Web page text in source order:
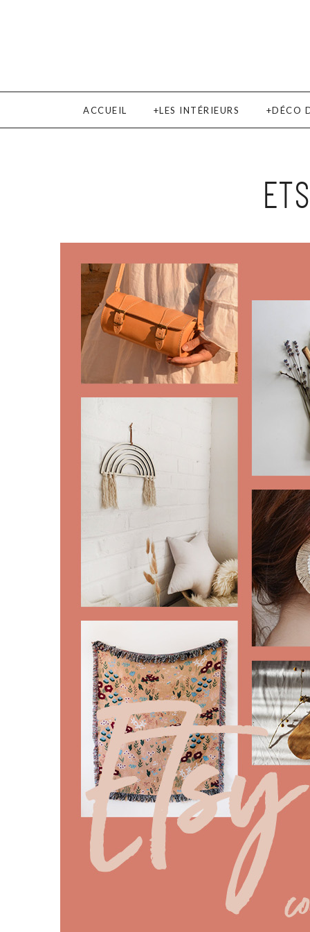
ACCUEIL LES INTÉRIEURS DÉCO